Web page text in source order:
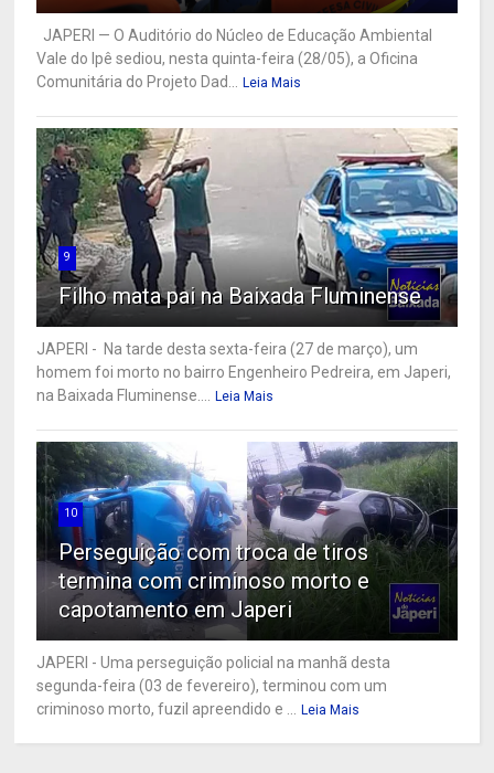
JAPERI — O Auditório do Núcleo de Educação Ambiental
Vale do Ipê sediou, nesta quinta-feira (28/05), a Oficina
Comunitária do Projeto Dad...
Leia Mais
9
Filho mata pai na Baixada Fluminense
JAPERI - Na tarde desta sexta-feira (27 de março), um
homem foi morto no bairro Engenheiro Pedreira, em Japeri,
na Baixada Fluminense....
Leia Mais
10
Perseguição com troca de tiros
termina com criminoso morto e
capotamento em Japeri
JAPERI - Uma perseguição policial na manhã desta
segunda-feira (03 de fevereiro), terminou com um
criminoso morto, fuzil apreendido e ...
Leia Mais